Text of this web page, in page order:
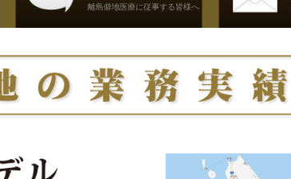
離島僻地医療に従事する皆様へ